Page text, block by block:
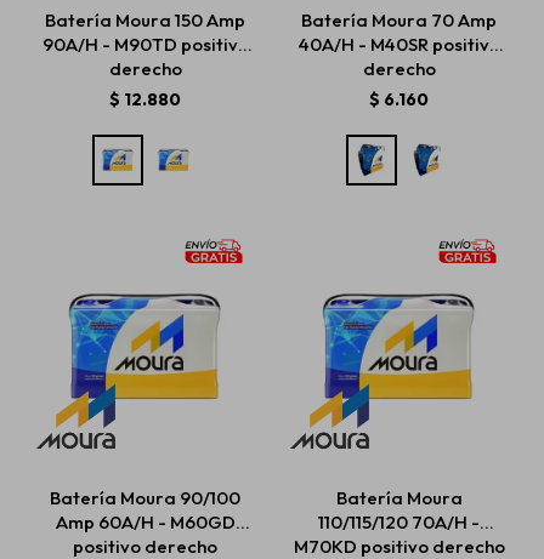
Batería Moura 150 Amp
90A/H - M90TD positivo
derecho
$ 12.880
Batería Moura 70 Amp
40A/H - M40SR positivo
derecho
$ 6.160
Batería Moura 90/100
Amp 60A/H - M60GD
positivo derecho
Batería Moura
110/115/120 70A/H -
M70KD positivo derecho
Estética automotriz
Accesorios
Repuestos
Servicios